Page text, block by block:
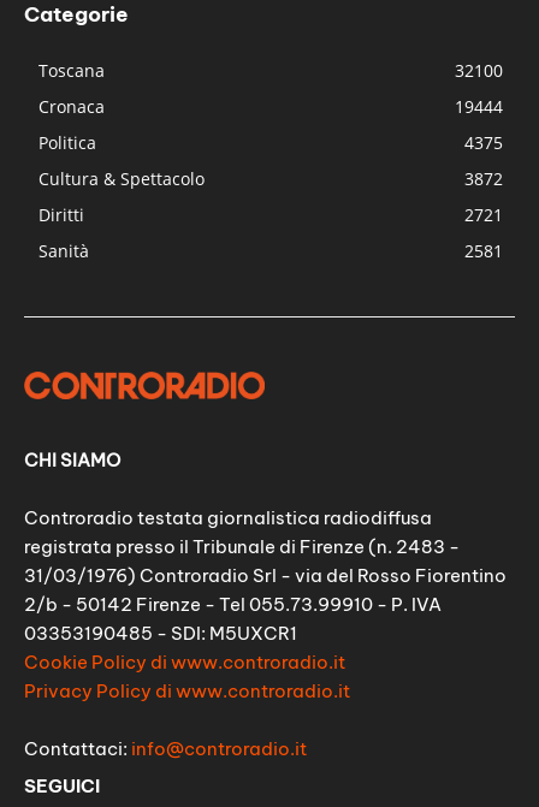
Categorie
Toscana
32100
Cronaca
19444
Politica
4375
Cultura & Spettacolo
3872
Diritti
2721
Sanità
2581
CHI SIAMO
Controradio testata giornalistica radiodiffusa
registrata presso il Tribunale di Firenze (n. 2483 -
31/03/1976) Controradio Srl - via del Rosso Fiorentino
2/b - 50142 Firenze - Tel 055.73.99910 - P. IVA
03353190485 - SDI: M5UXCR1
Cookie Policy di www.controradio.it
Privacy Policy di www.controradio.it
Contattaci: info@controradio.it
SEGUICI